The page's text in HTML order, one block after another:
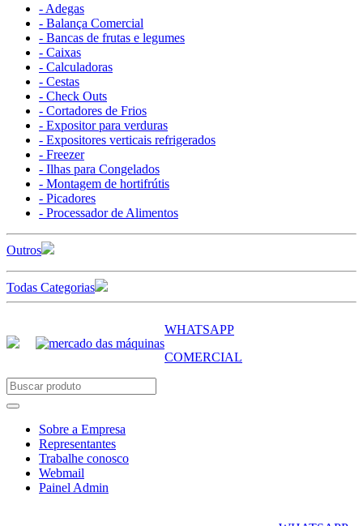
- Adegas
- Balança Comercial
- Bancas de frutas e legumes
- Caixas
- Calculadoras
- Cestas
- Check Outs
- Cortadores de Frios
- Expositor para verduras
- Expositores verticais refrigerados
- Freezer
- Ilhas para Congelados
- Montagem de hortifrútis
- Picadores
- Processador de Alimentos
Outros
Todas Categorias
WHATSAPP
COMERCIAL
Sobre a Empresa
Representantes
Trabalhe conosco
Webmail
Painel Admin